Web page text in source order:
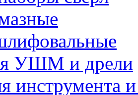
УШМ и дрели
инструмента